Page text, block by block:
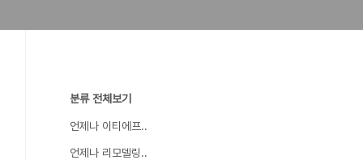
분류 전체보기
언제나 이티에프..
언제나 리모델링..